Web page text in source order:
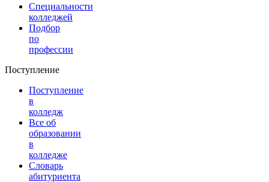
Специальности
колледжей
Подбор
по
профессии
Поступление
Поступление
в
колледж
Все об
образовании
в
колледже
Словарь
абитуриента